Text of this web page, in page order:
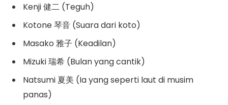
Kenji 健二 (Teguh)
Kotone 琴音 (Suara dari koto)
Masako 雅子 (Keadilan)
Mizuki 瑞希 (Bulan yang cantik)
Natsumi 夏美 (Ia yang seperti laut di musim
panas)